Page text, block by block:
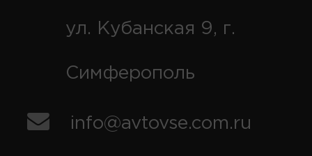
ул. Кубанская 9, г.
Симферополь
info@avtovse.com.ru